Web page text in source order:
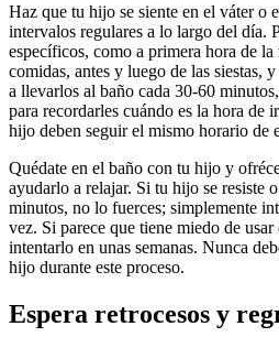
Haz que tu hijo se siente en el váter o
intervalos regulares a lo largo del día.
específicos, como a primera hora de la
comidas, antes y luego de las siestas,
a llevarlos al baño cada 30-60
para recordarles cuándo es la hora de
hijo deben seguir el mismo horario de
Quédate en el baño con tu hijo y
ayudarlo a relajar. Si tu hijo se resiste
minutos, no lo fuerces; simplemente
vez. Si parece que tiene miedo de
intentarlo en unas semanas. Nunca
hijo durante este proceso.
Espera retrocesos y